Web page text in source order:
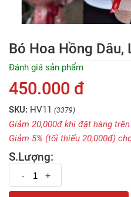
Bó Hoa Hồng Dâu,
Đánh giá sản phẩm
450.000 đ
SKU: HV11 (3379)
Giảm 20,000đ khi đặt hàng trên
Giảm 5% (tối thiếu 20,000đ)
S.Lượng:
- +